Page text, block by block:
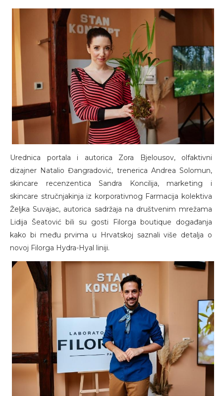
Urednica portala i autorica Zora Bjelousov, olfaktivni
dizajner Natalio Đangradović, trenerica Andrea Solomun,
skincare recenzentica Sandra Koncilija, marketing i
skincare stručnjakinja iz korporativnog Farmacija kolektiva
Željka Suvajac, autorica sadržaja na društvenim mrežama
Lidija Šeatović bili su gosti Filorga boutique događanja
kako bi među prvima u Hrvatskoj saznali više detalja o
novoj Filorga Hydra-Hyal liniji.